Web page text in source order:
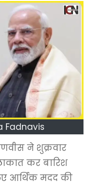
Fadnavis
ने शुक्रवार
कर बारिश
आर्थिक मदद की